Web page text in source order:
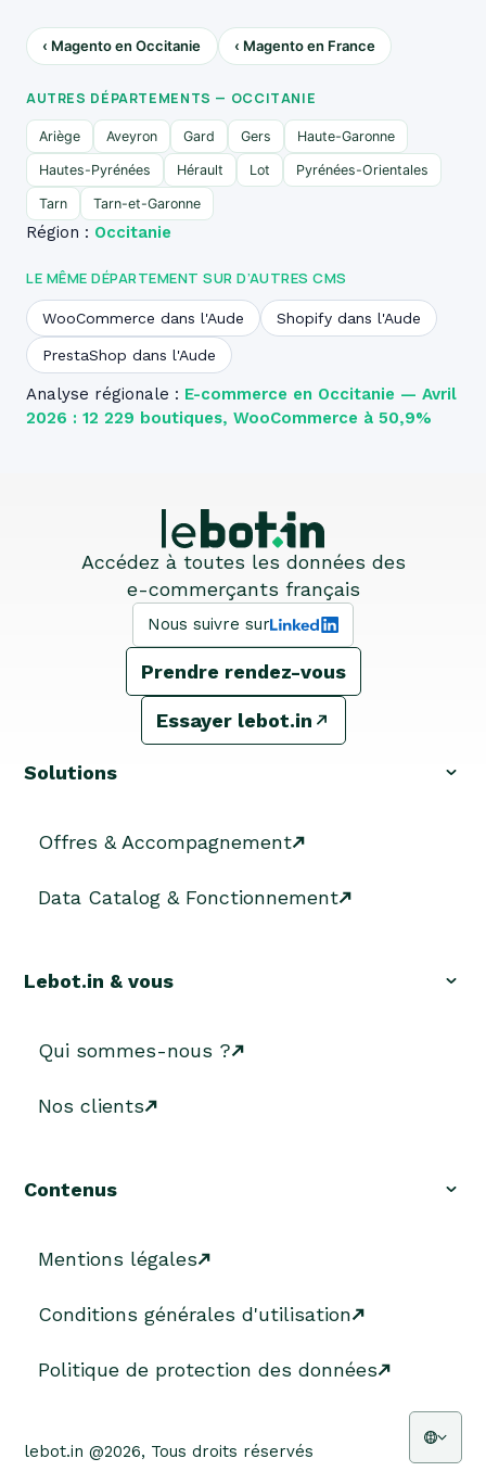
‹ Magento en Occitanie ‹ Magento en France
AUTRES DÉPARTEMENTS — OCCITANIE
Ariège Aveyron Gard Gers Haute-Garonne
Hautes-Pyrénées Hérault Lot Pyrénées-Orientales
Tarn Tarn-et-Garonne
Région : Occitanie
LE MÊME DÉPARTEMENT SUR D’AUTRES CMS
WooCommerce dans l'Aude Shopify dans l'Aude
PrestaShop dans l'Aude
Analyse régionale : E-commerce en Occitanie — Avril
2026 : 12 229 boutiques, WooCommerce à 50,9%
Accédez à toutes les données des
e-commerçants français
Nous suivre sur
Prendre rendez-vous
Essayer lebot.in
Solutions
Offres & Accompagnement
Data Catalog & Fonctionnement
Lebot.in & vous
Qui sommes-nous ?
Nos clients
Contenus
Mentions légales
Conditions générales d'utilisation
Politique de protection des données
lebot.in @2026, Tous droits réservés